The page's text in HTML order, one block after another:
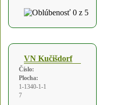
VN Kučišdorf
Číslo:
Plocha:
1-1340-1-1
7